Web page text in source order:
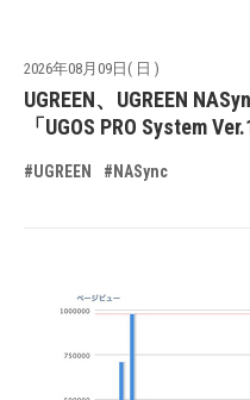
2026年08月09日( 日 )
UGREEN、UGREEN
「UGOS PRO System
#UGREEN #NASync